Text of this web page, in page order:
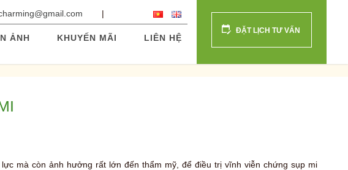
ẢNH KHUYẾN MÃI LIÊN HỆ
ĐẶT LỊCH TƯ VẤN
mà còn ảnh hưởng rất lớn đến thẩm mỹ, để điều trị vĩnh viễn chứng sụp mi